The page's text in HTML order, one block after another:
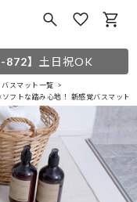
】 土日祝OK
バスマット一覧
フトな踏み心地！ 新感覚バスマット